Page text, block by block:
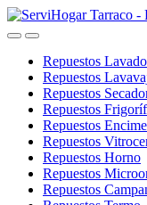
Saltar
a
saltar
al
OpenClose
Repuestos
Repuestos
Repuestos
Repuestos
Repuestos
Repuestos
Repuestos Horno
Repuestos
Repuestos